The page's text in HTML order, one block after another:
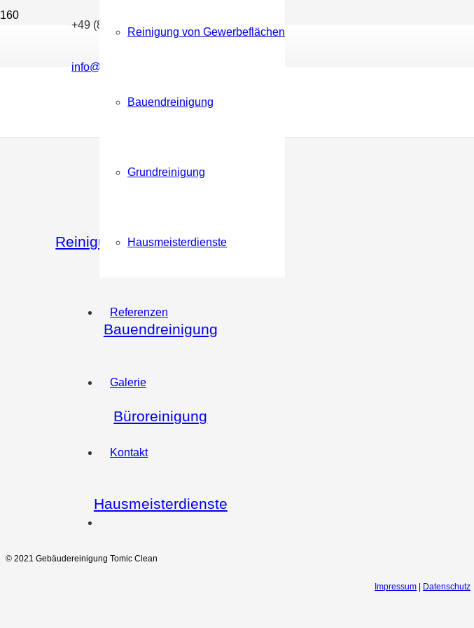
+49 (89) 96169092
info@tomicclean.com
Reinigung von Gewerbeflächen
Bauendreinigung
Grundreinigung
Hausmeisterdienste
Referenzen
Galerie
Kontakt
Gebäudereinigung
Reinigung von Gewerbeflächen
Bauendreinigung
Büroreinigung
Hausmeisterdienste
© 2021 Gebäudereinigung Tomic Clean
Impressum | Datenschutz